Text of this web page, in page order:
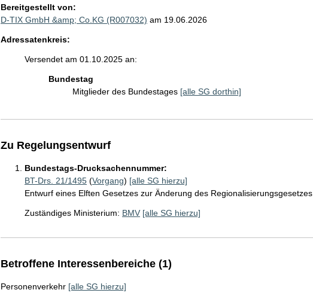
Bereitgestellt von:
D-TIX GmbH &amp; Co.KG (R007032) am 19.06.2026
Adressatenkreis:
Versendet am 01.10.2025 an:
Bundestag
Mitglieder des Bundestages [alle SG dorthin]
Zu Regelungsentwurf
Bundestags-Drucksachennummer:
BT-Drs. 21/1495(Vorgang) [alle SG hierzu]
Entwurf eines Elften Gesetzes zur Änderung des Regionalisierungsgesetzes
Zuständiges Ministerium: BMV [alle SG hierzu]
Betroffene Interessenbereiche (1)
Personenverkehr [alle SG hierzu]